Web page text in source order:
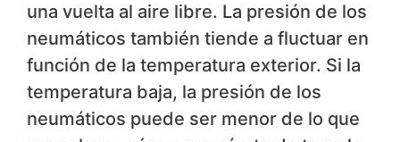
una vuelta al aire libre. La presión de los
neumáticos también tiende a fluctuar en
función de la temperatura exterior. Si la
temperatura baja, la presión de los
neumáticos puede ser menor de lo que